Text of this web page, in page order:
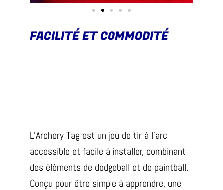
FACILITÉ ET COMMODITÉ
L’Archery Tag est un jeu de tir à l’arc
accessible et facile à installer, combinant
des éléments de dodgeball et de paintball.
Conçu pour être simple à apprendre, une